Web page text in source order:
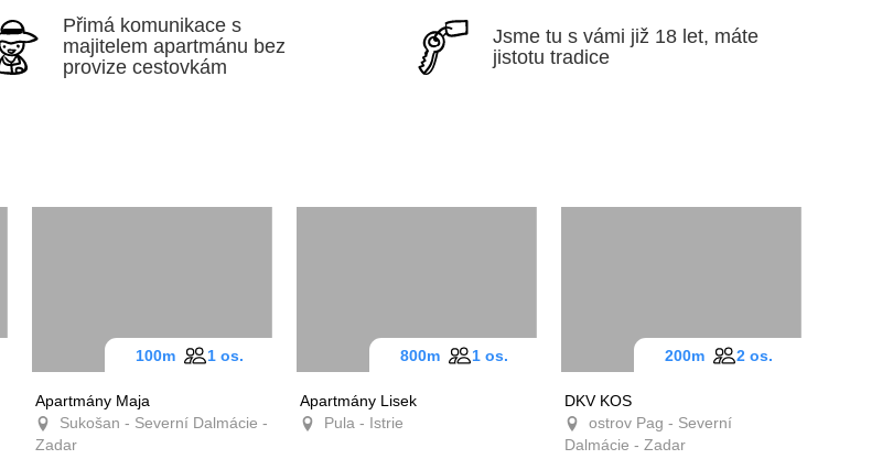
Přimá komunikace s
majitelem apartmánu bez
provize cestovkám
Jsme tu s vámi již 18 let,
máte jistotu tradice
Apartmány Maja
Sukošan - Severní
Dalmácie - Zadar
100m 1 os.
Apartmány Lisek
Pula - Istrie
800m 1 os.
DKV KOS
ostrov Pag - Severní
Dalmácie - Zadar
200m 2 os.